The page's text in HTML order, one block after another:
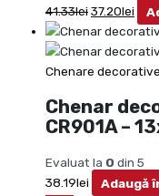
41.33lei37.20lei
Chenare decorative
Chenar
CR901A –
Evaluat la 0 din 5
38.19lei
Adaugă